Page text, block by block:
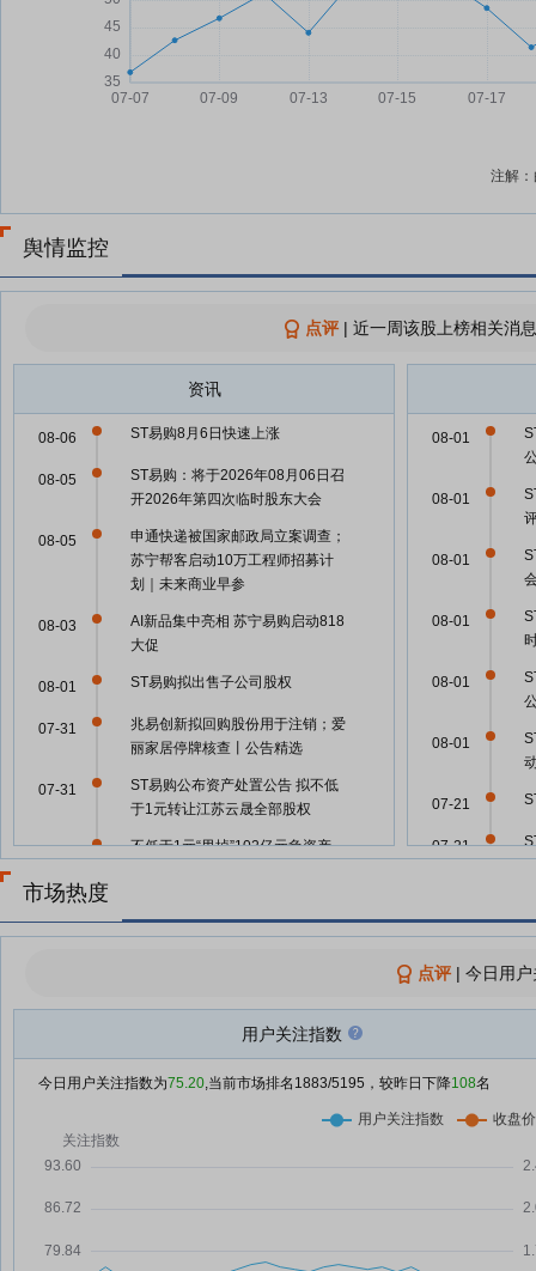
注解
舆情监控
点评| 近一周该股上榜相关消
资讯
ST易购8月6日快速上涨
08-06
ST易购：将于2026年08月06日召
开2026年第四次临时股东大会
08-05
申通快递被国家邮政局立案调查；
苏宁帮客启动10万工程师招募计
划｜未来商业早参
08-05
AI新品集中亮相 苏宁易购启动818
大促
08-03
ST易购拟出售子公司股权
08-01
兆易创新拟回购股份用于注销；爱
丽家居停牌核查丨公告精选
07-31
ST易购公布资产处置公告 拟不低
于1元转让江苏云晟全部股权
07-31
不低于1元“甩掉”102亿元负资产
07-31
07-31
润嘉商贸有限公司等提供不超过
07-31
07-31
07-27
低价股一览 90股股价不足2元
08-01
08-01
08-01
08-01
08-01
08-01
07-21
07-21
07-21
07-21
市场热度
点评| 今日用
用户关注指数
今日用户关注指数为75.20,当前市场排名 1883/5195，较昨日下降108名